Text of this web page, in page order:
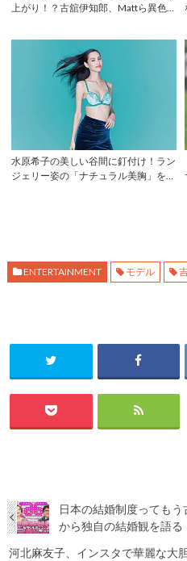
上がり！？古舘伊知郎、Mattら異色の
水原希子の美しい谷間に釘付け！ラン
ジェリー姿の「ナチュラル美胸」を披
ENTERTAINMENT モデル
日本の結婚制度ってもう
から独自の結婚観を語る
河北麻友子、インスタで華麗な大